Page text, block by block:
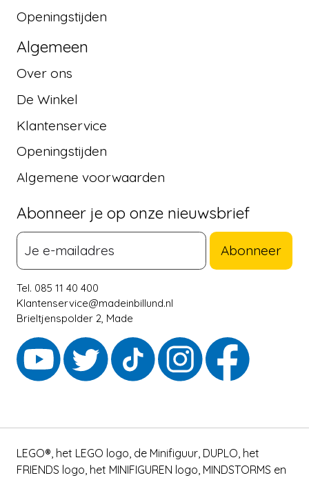
Openingstijden
Algemeen
Over ons
De Winkel
Klantenservice
Openingstijden
Algemene voorwaarden
Abonneer je op onze nieuwsbrief
Abonneer
Tel. 085 11 40 400
Klantenservice@madeinbillund.nl
Brieltjenspolder 2, Made
LEGO®, het LEGO logo, de Minifiguur, DUPLO, het
FRIENDS logo, het MINIFIGUREN logo, MINDSTORMS en